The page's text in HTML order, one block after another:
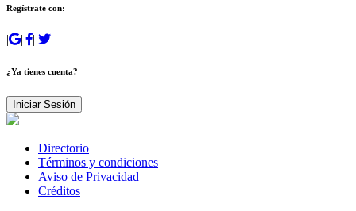
Regístrate con:
| | | |
¿Ya tienes cuenta?
Iniciar Sesión
Directorio
Términos y condiciones
Aviso de Privacidad
Créditos